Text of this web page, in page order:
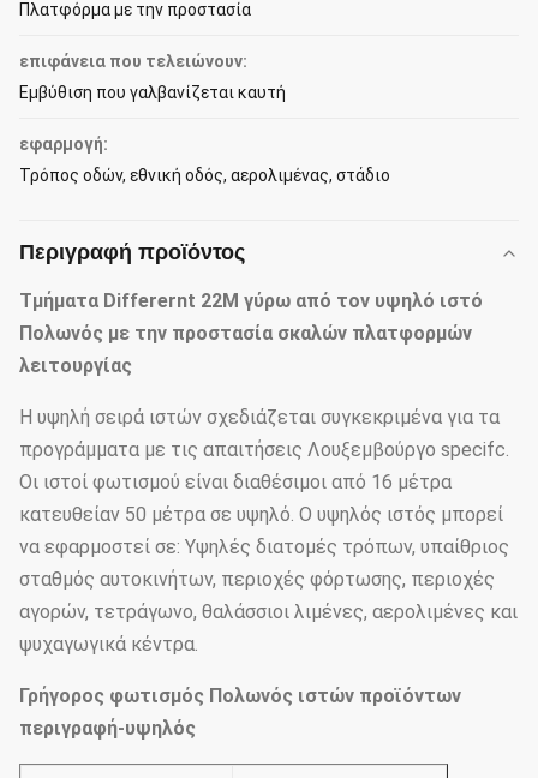
Πλατφόρμα με την προστασία
επιφάνεια που τελειώνουν:
Εμβύθιση που γαλβανίζεται καυτή
εφαρμογή:
Τρόπος οδών, εθνική οδός, αερολιμένας, στάδιο
Περιγραφή προϊόντος
Τμήματα Differernt 22M γύρω από τον υψηλό ιστό
Πολωνός με την προστασία σκαλών πλατφορμών
λειτουργίας
Η υψηλή σειρά ιστών σχεδιάζεται συγκεκριμένα για τα
προγράμματα με τις απαιτήσεις Λουξεμβούργο specifc.
Οι ιστοί φωτισμού είναι διαθέσιμοι από 16 μέτρα
κατευθείαν 50 μέτρα σε υψηλό. Ο υψηλός ιστός μπορεί
να εφαρμοστεί σε: Υψηλές διατομές τρόπων, υπαίθριος
σταθμός αυτοκινήτων, περιοχές φόρτωσης, περιοχές
αγορών, τετράγωνο, θαλάσσιοι λιμένες, αερολιμένες και
ψυχαγωγικά κέντρα.
Γρήγορος φωτισμός Πολωνός ιστών προϊόντων
περιγραφή-υψηλός